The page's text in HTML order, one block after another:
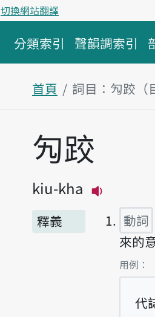
切換網站翻譯
分類索引 聲韻調索引
首頁 詞目：勼跤（
主內容區塊
勼跤
kiu-kha
釋義
動詞
來的
第1項釋
用例：
代